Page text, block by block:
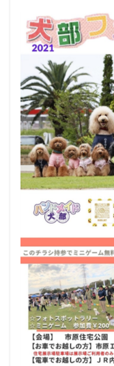
とは
2
犬部フ
ェスタ
2021
in 市原
住宅公
園：
アクセ
ス
3
犬部フ
ェスタ
2021
in 市原
園：
コンテ
ンツ
4
ハン
ドメ
イド
犬部
とは